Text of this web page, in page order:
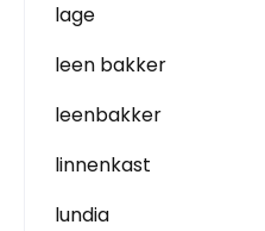
lage
leen bakker
leenbakker
linnenkast
lundia